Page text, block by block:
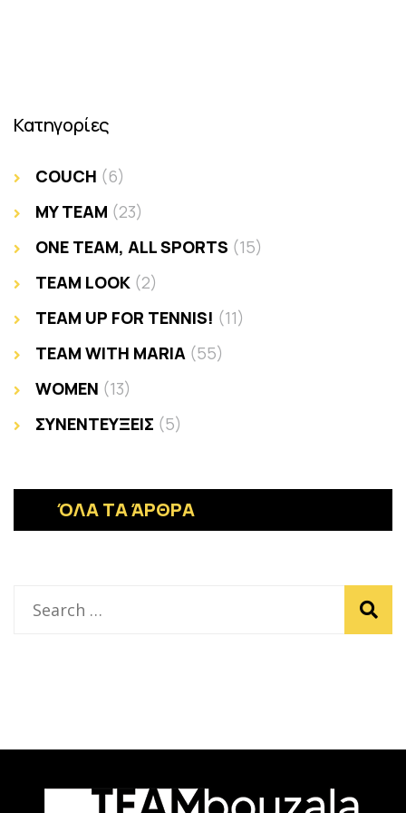
Κατηγορίες
COUCH (6)
MY TEAM (23)
ONE TEAM, ALL SPORTS (15)
TEAM LOOK (2)
TEAM UP FOR TENNIS! (11)
TEAM WITH MARIA (55)
WOMEN (13)
ΣΥΝΕΝΤΕΥΞΕΙΣ (5)
ΌΛΑ ΤΑ ΆΡΘΡΑ